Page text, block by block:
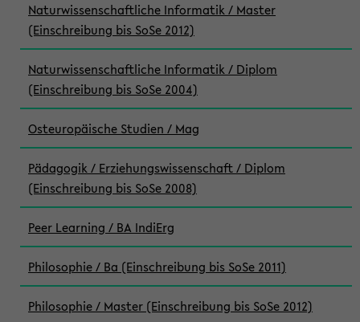
Naturwissenschaftliche Informatik / Master
(Einschreibung bis SoSe 2012)
Naturwissenschaftliche Informatik / Diplom
(Einschreibung bis SoSe 2004)
Osteuropäische Studien / Mag
Pädagogik / Erziehungswissenschaft / Diplom
(Einschreibung bis SoSe 2008)
Peer Learning / BA IndiErg
Philosophie / Ba (Einschreibung bis SoSe 2011)
Philosophie / Master (Einschreibung bis SoSe 2012)